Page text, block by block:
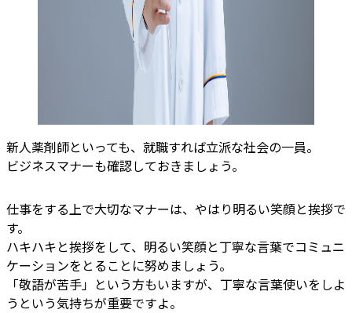
新人薬剤師といっても、就職すれば立派な社会の一員。
ビジネスマナーも確認しておきましょう。
仕事をする上で大切なマナーは、やはり明るい笑顔と挨拶で
す。
ハキハキと挨拶をして、明るい笑顔と丁寧な言葉でコミュニ
ケーションをとることに努めましょう。
「敬語が苦手」という方もいますが、丁寧な言葉使いをしよ
うという気持ちが重要ですよ。